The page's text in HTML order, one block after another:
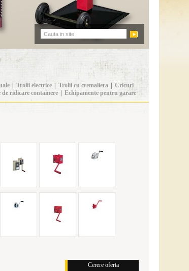
Trolii electrice Trolii cu cremaliera
Cricuri
de ridicare containere Echipamente pentru garare
Cerere oferta